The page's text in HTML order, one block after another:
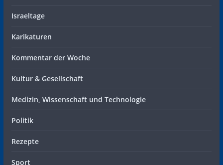
Israeltage
Karikaturen
Kommentar der Woche
Kultur & Gesellschaft
Medizin, Wissenschaft und Technologie
Politik
Rezepte
Sport